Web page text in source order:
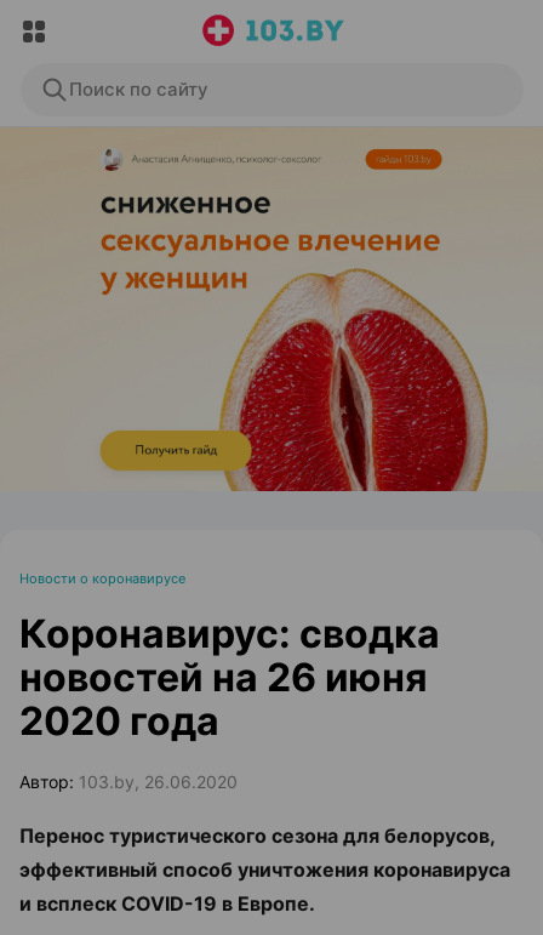
Поиск по сайту
ЭФФЕКТИВНАЯ РЕКЛАМА НА САЙТЕ
Новости о коронавирусе
Коронавирус: сводка
новостей на 26 июня
2020 года
Автор: 103.by, 26.06.2020
Перенос туристического сезона для белорусов,
эффективный способ уничтожения коронавируса
и всплеск COVID-19 в Европе.